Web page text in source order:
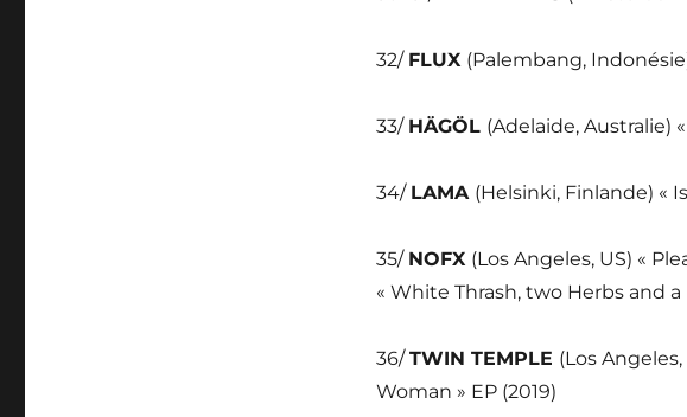
32/ FLUX (Palembang,
33/ HÄGÖL (Adelaide, Australie)
34/ LAMA (Helsinki, Finlande) «
35/ NOFX (Los Angeles, US) «
« White Thrash, two Herbs and a
36/TWIN TEMPLE (Los Angeles,
Woman » EP (2019)